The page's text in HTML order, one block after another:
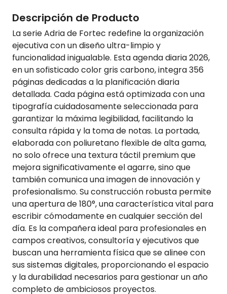
Descripción de Producto
La serie Adria de Fortec redefine la organización
ejecutiva con un diseño ultra-limpio y
funcionalidad inigualable. Esta agenda diaria 2026,
en un sofisticado color gris carbono, integra 356
páginas dedicadas a la planificación diaria
detallada. Cada página está optimizada con una
tipografía cuidadosamente seleccionada para
garantizar la máxima legibilidad, facilitando la
consulta rápida y la toma de notas. La portada,
elaborada con poliuretano flexible de alta gama,
no solo ofrece una textura táctil premium que
mejora significativamente el agarre, sino que
también comunica una imagen de innovación y
profesionalismo. Su construcción robusta permite
una apertura de 180°, una característica vital para
escribir cómodamente en cualquier sección del
día. Es la compañera ideal para profesionales en
campos creativos, consultoría y ejecutivos que
buscan una herramienta física que se alinee con
sus sistemas digitales, proporcionando el espacio
y la durabilidad necesarios para gestionar un año
completo de ambiciosos proyectos.